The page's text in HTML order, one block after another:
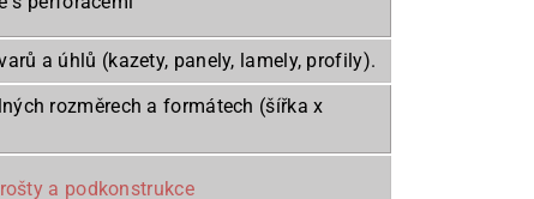
a úhlů (kazety, panely, lamely, profily).
rozměrech a formátech (šířka x
a podkonstrukce